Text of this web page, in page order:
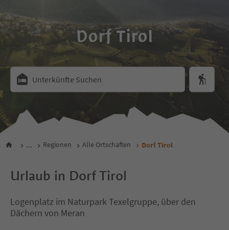
Dorf Tirol
Unterkünfte Suchen
... Regionen Alle Ortschaften Dorf Tirol
Urlaub in Dorf Tirol
Logenplatz im Naturpark Texelgruppe, über den
Dächern von Meran